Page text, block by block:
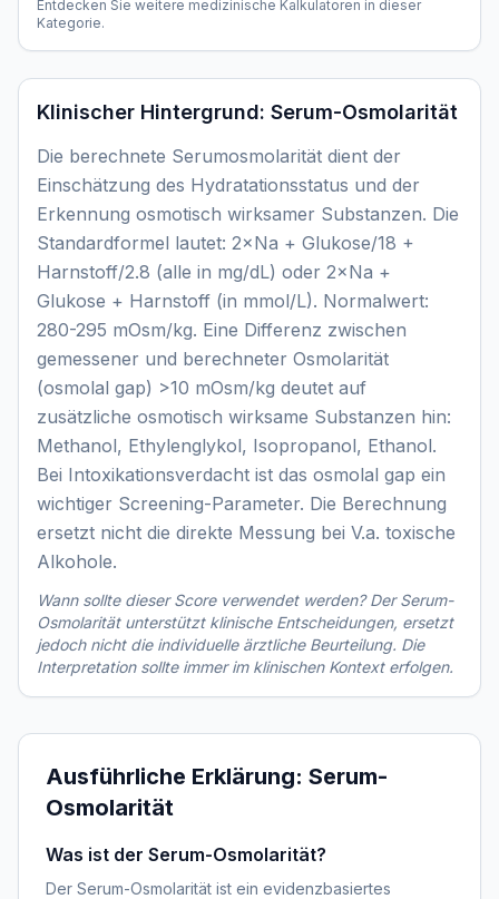
Entdecken Sie weitere medizinische Kalkulatoren in dieser
Kategorie.
Klinischer Hintergrund: Serum-Osmolarität
Die berechnete Serumosmolarität dient der
Einschätzung des Hydratationsstatus und der
Erkennung osmotisch wirksamer Substanzen. Die
Standardformel lautet: 2×Na + Glukose/18 +
Harnstoff/2.8 (alle in mg/dL) oder 2×Na +
Glukose + Harnstoff (in mmol/L). Normalwert:
280-295 mOsm/kg. Eine Differenz zwischen
gemessener und berechneter Osmolarität
(osmolal gap) >10 mOsm/kg deutet auf
zusätzliche osmotisch wirksame Substanzen hin:
Methanol, Ethylenglykol, Isopropanol, Ethanol.
Bei Intoxikationsverdacht ist das osmolal gap ein
wichtiger Screening-Parameter. Die Berechnung
ersetzt nicht die direkte Messung bei V.a. toxische
Alkohole.
Wann sollte dieser Score verwendet werden? DerSerum-
Osmolaritätunterstützt klinische Entscheidungen, ersetzt
jedoch nicht die individuelle ärztliche Beurteilung. Die
Interpretation sollte immer im klinischen Kontext erfolgen.
Ausführliche Erklärung: Serum-
Osmolarität
Was ist der Serum-Osmolarität?
Der Serum-Osmolarität ist ein evidenzbasiertes